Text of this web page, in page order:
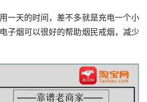
一天的时间，差不多就是充电一个小
子烟可以很好的帮助烟民戒烟，减少